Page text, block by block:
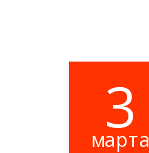
3
марта